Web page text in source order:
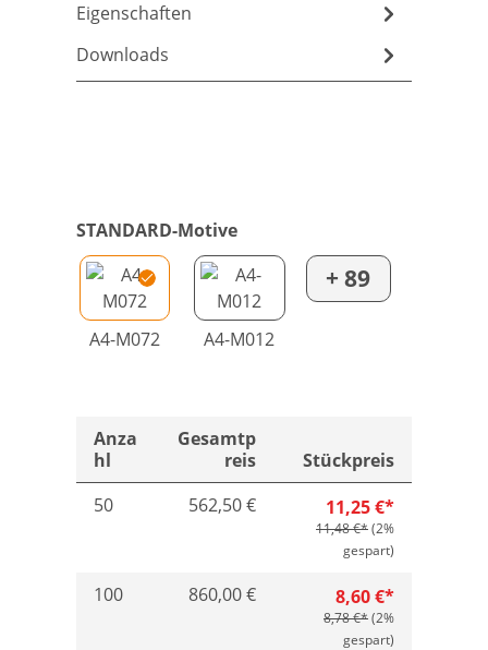
Eigenschaften
Downloads
STANDARD-Motive
A4-M072 A4-M012
+ 89
Anza
hl
Gesamtp
reis
Stückpreis
50
562,50 € 11,25 €*
11,48 €*(2%
gespart)
100 860,00 € 8,60 €*
8,78 €*(2%
gespart)